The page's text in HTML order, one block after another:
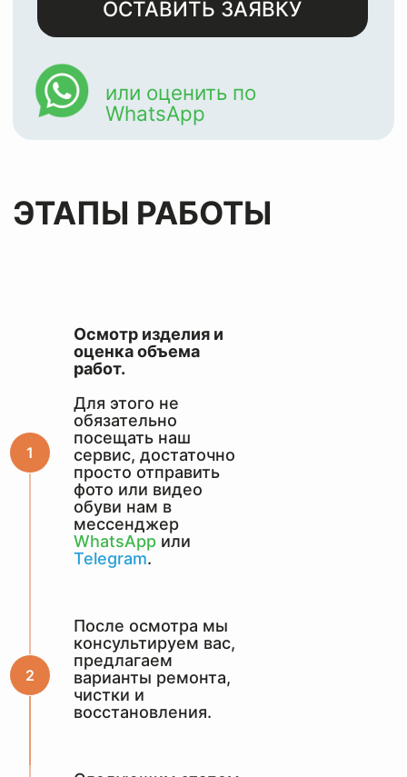
Осмотр изделия и
оценка объема
работ.
Для этого не
обязательно
посещать наш
сервис, достаточно
просто отправить
фото или видео
обуви нам в
мессенджер
WhatsApp или
Telegram.
После осмотра мы
консультируем вас,
предлагаем
варианты ремонта,
чистки и
восстановления.